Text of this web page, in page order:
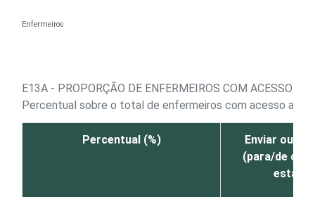
Enfermeiros
E13A - PROPORÇÃO DE ENFERMEIROS COM ACESSO A
Percentual sobre o total de enfermeiros com acesso a
Percentual (%)
Enviar ou
(para/de